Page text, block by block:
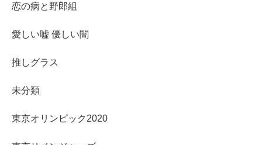
恋の病と野郎組
愛しい嘘 優しい闇
推しグラス
未分類
東京オリンピック2020